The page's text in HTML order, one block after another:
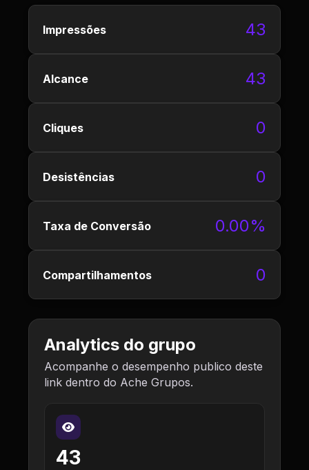
Impressões 43
Alcance 43
Cliques 0
Desistências 0
Taxa de Conversão 0.00%
Compartilhamentos 0
Analytics do grupo
Acompanhe o desempenho publico deste
link dentro do Ache Grupos.
43